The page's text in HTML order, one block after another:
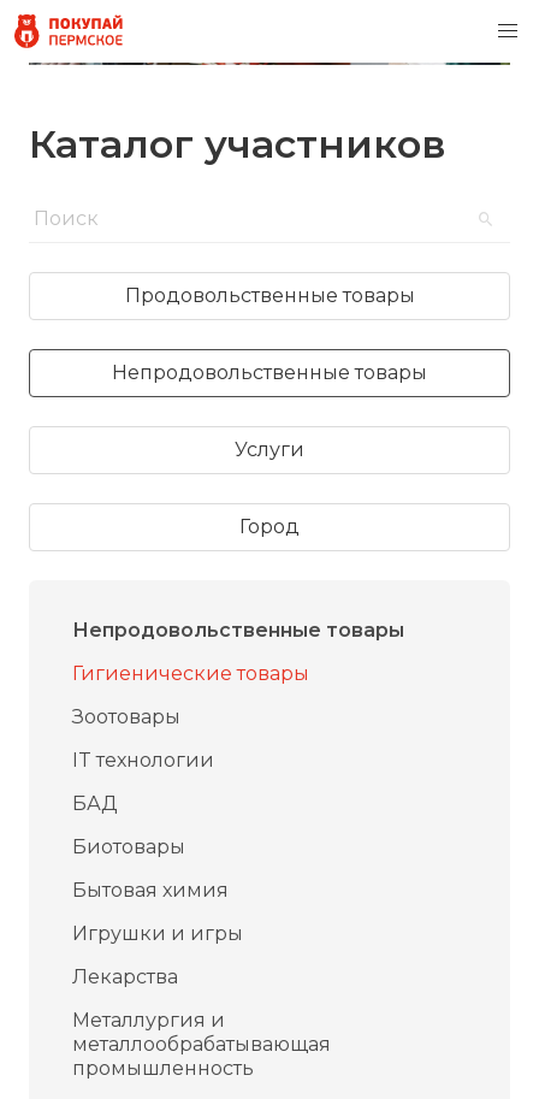
Каталог участников
Продовольственные товары
Непродовольственные товары
Услуги
Город
Непродовольственные товары
Гигиенические товары
Зоотовары
IT технологии
БАД
Биотовары
Бытовая химия
Игрушки и игры
Лекарства
Металлургия и
металлообрабатывающая
промышленность